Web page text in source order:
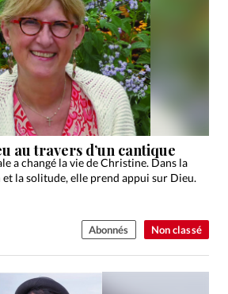
Non classé
au travers d’un cantique
a changé la vie de Christine. Dans la
et la solitude, elle prend appui sur Dieu.
Abonnés